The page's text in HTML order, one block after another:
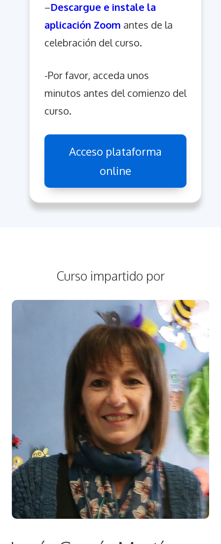
–Descargue e instale la
aplicación Zoom antes de la
celebración del curso.
-Por favor, acceda unos
minutos antes del comienzo del
curso.
Acceso plataforma
online
Curso impartido por